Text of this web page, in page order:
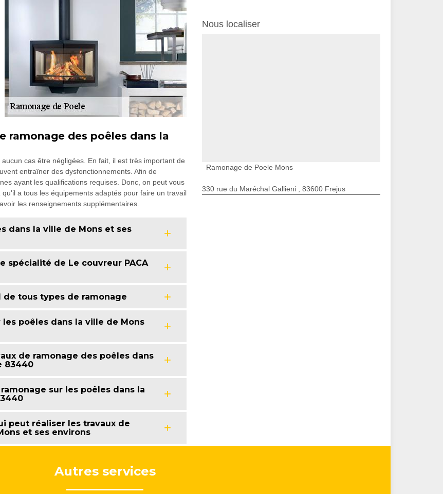
ramonage des poêles dans la
cas être négligées. En fait, il est très important de
entraîner des dysfonctionnements. Afin de
ayant les qualifications requises. Donc, on peut vous
a tous les équipements adaptés pour faire un travail
les renseignements supplémentaires.
dans la ville de Mons et ses
spécialité de Le couvreur PACA
de tous types de ramonage
poêles dans la ville de Mons
de ramonage des poêles dans
83440
sur les poêles dans la
peut réaliser les travaux de
et ses environs
Nous localiser
Ramonage de Poele Mons
330 rue du Maréchal Gallieni , 83600 Frejus
Autres services